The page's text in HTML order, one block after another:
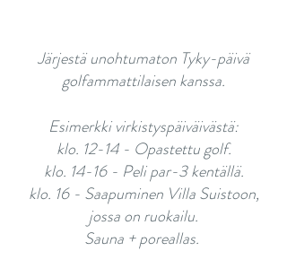
Järjestä unohtumaton Tyky-päivä
golfammattilaisen kanssa.
Esimerkki virkistyspäiväivästä:
klo. 12-14 - Opastettu golf.
klo. 14-16 - Peli par-3 kentällä.
klo. 16 - Saapuminen Villa Suistoon,
jossa on ruokailu.
Sauna + poreallas.